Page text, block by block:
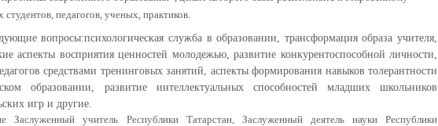
педагогов, ученых, практиков.
вопросы:психологическая служба в образовании, трансформация образа учителя,
аспекты восприятия ценностей молодежью, развитие конкурентоспособной личности,
средствами тренинговых занятий, аспекты формирования навыков толерантности
образовании, развитие интеллектуальных способностей младших школьников
игр и другие.
Заслуженный учитель Республики Татарстан, Заслуженный деятель науки Республики